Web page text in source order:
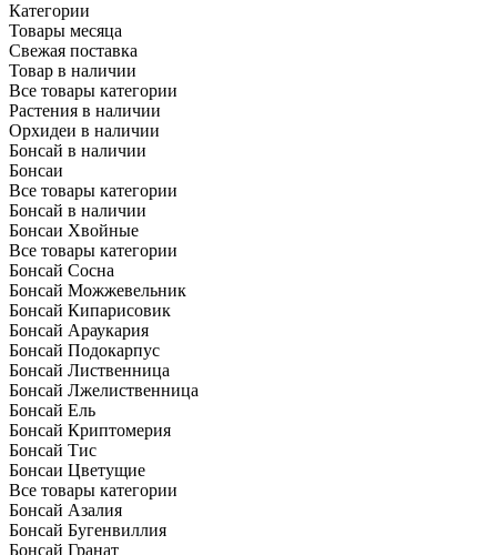
Категории
Товары месяца
Свежая поставка
Товар в наличии
Все товары категории
Растения в наличии
Орхидеи в наличии
Бонсай в наличии
Бонсаи
Все товары категории
Бонсай в наличии
Бонсаи Хвойные
Все товары категории
Бонсай Сосна
Бонсай Можжевельник
Бонсай Кипарисовик
Бонсай Араукария
Бонсай Подокарпус
Бонсай Лиственница
Бонсай Лжелиственница
Бонсай Ель
Бонсай Криптомерия
Бонсай Тис
Бонсаи Цветущие
Все товары категории
Бонсай Азалия
Бонсай Бугенвиллия
Бонсай Гранат